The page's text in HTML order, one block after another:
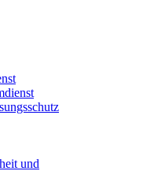
und